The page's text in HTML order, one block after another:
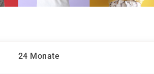
24 Monate